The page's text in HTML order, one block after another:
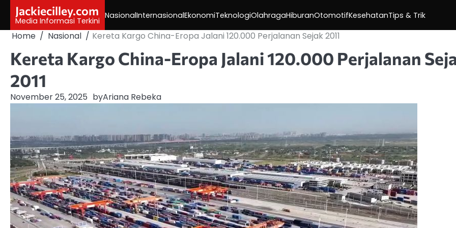
content
Jackiecilley.com
Media Informasi Terkini
NasionalInternasionalEkonomiTeknologiOlahragaHiburanOtomotifKesehatanTips & Trik
Home Nasional Kereta Kargo China-Eropa Jalani 120.000 Perjalanan Sejak 2011
Kereta Kargo China-Eropa Jalani 120.000 Perjalanan
2011
November 25, 2025 byAriana Rebeka